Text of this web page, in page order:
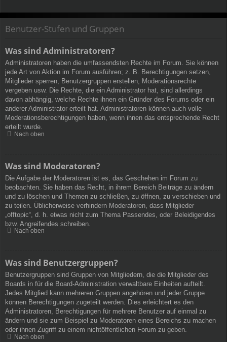
Benutzer-Stufen und Gruppen
Was sind Administratoren?
Administratoren haben die umfassendsten Rechte im Forum. Sie können
jede Art von Aktion im Forum ausführen; z. B. Berechtigungen setzen,
Mitglieder sperren, Benutzergruppen erstellen, Moderationsrechte
vergeben usw. Die Rechte, die ein Administrator hat, sind allerdings
davon abhängig, welche Rechte ihnen ein Gründer des Forums oder ein
anderer Administrator erteilt hat. Administratoren können auch volle
Moderationsberechtigungen haben, wenn ihnen das entsprechende Recht
erteilt wurde.
Nach oben
Was sind Moderatoren?
Die Aufgabe der Moderatoren ist es, das Geschehen im Forum zu
beobachten. Sie haben das Recht, in ihrem Bereich Beiträge zu ändern
und zu löschen und Themen zu schließen, zu öffnen, zu verschieben und
zu teilen. Üblicherweise verhindern Moderatoren, dass Mitglieder
„offtopic“, d. h. etwas nicht zum Thema Passendes, oder Beleidigendes
bzw. Angreifendes schreiben.
Nach oben
Was sind Benutzergruppen?
Benutzergruppen sind Gruppen von Mitgliedern, die die Mitglieder des
Boards in für die Board-Administration verwaltbare Einheiten aufteilt.
Jedes Mitglied kann mehreren Gruppen angehören und jeder Gruppe
können Berechtigungen zugeteilt werden. Dies erleichtert es den
Administratoren, Berechtigungen für mehrere Benutzer auf einmal zu
ändern und sie zum Beispiel zu Moderatoren eines Bereichs zu machen
oder ihnen Zugriff zu einem nichtöffentlichen Forum zu geben.
Nach oben